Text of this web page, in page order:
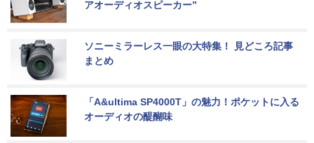
アオーディオスピーカー”
ソニーミラーレス一眼の大特集！ 見どころ記事
まとめ
「A&ultima SP4000T」の魅力！ポケットに入る
オーディオの醍醐味